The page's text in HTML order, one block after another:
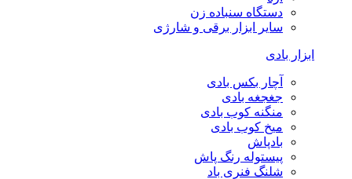
دستگاه سنباده زن
سایر ابزار برقی و شارژی
ابزار بادی
آچار بکس بادی
جغجغه بادی
منگنه کوب بادی
میخ کوب بادی
بادپاش
پیستوله رنگ پاش
شلنگ فنری باد